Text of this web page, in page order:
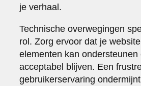
je verhaal.
Technische overwegingen
rol. Zorg ervoor dat je
elementen kan ondersteunen
acceptabel blijven. Een
gebruikerservaring